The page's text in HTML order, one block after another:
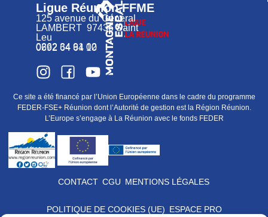
Ligue Réunion FFME
125 avenue du Général
LAMBERT 97436 Saint
Leu
0262 34 91 02
0692 64 64 10
Ce site a été financé par l’Union Européenne dans le cadre du programme
FEDER-FSE+ Réunion dont l’Autorité de gestion est la Région Réunion.
L’Europe s’engage à La Réunion avec le fonds FEDER
CONTACT CGU MENTIONS LÉGALES
POLITIQUE DE COOKIES (UE) ESPACE PRO